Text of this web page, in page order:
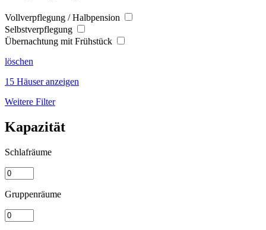
Vollverpflegung / Halbpension
Selbstverpflegung
Übernachtung mit Frühstück
löschen
15 Häuser anzeigen
Weitere Filter
Kapazität
Schlafräume
Gruppenräume